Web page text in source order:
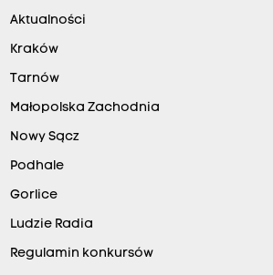
Aktualności
Kraków
Tarnów
Małopolska Zachodnia
Nowy Sącz
Podhale
Gorlice
Ludzie Radia
Regulamin konkursów